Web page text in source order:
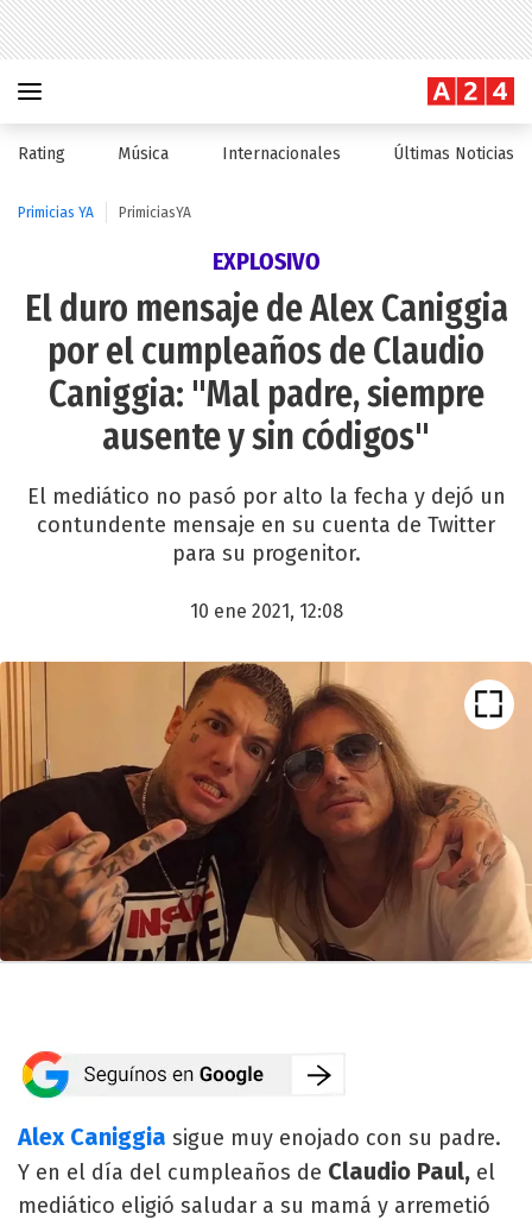
Rating Música Internacionales Últimas Noticias
Primicias YA PrimiciasYA
EXPLOSIVO
El duro mensaje de Alex Caniggia
por el cumpleaños de Claudio
Caniggia: "Mal padre, siempre
ausente y sin códigos"
El mediático no pasó por alto la fecha y dejó un
contundente mensaje en su cuenta de Twitter
para su progenitor.
10 ene 2021, 12:08
Alex Caniggia sigue muy enojado con su padre.
Y en el día del cumpleaños de Claudio Paul, el
mediático eligió saludar a su mamá y arremetió